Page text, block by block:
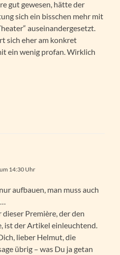
gut gewesen, hätte der
sich ein bisschen mehr mit
auseinandergesetzt.
sich eher am konkret
ein wenig profan. Wirklich
14:30 Uhr
aufbauen, man muss auch
Première, der den
ist der Artikel einleuchtend.
lieber Helmut, die
übrig – was Du ja getan